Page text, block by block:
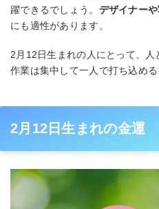
躍できるでしょう。 デザイナー
にも適性があります。
2月12日生まれの人にとって、
作業は集中して一人で打ち込め
2月12日生まれの金運